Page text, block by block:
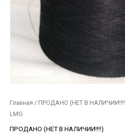
Главная / ПРОДАНО (НЕТ В
LMG
ПРОДАНО (НЕТ В НАЛИЧИИ!!!!)